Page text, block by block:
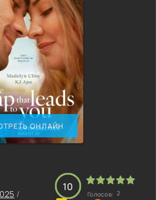
ОНЛАЙН
/
10
Голосов: 2